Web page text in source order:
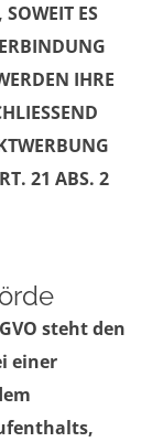
ES
IHRE
21 ABS. 2
steht den
einer